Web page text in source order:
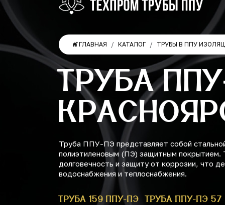
ГЛАВНАЯ КАТАЛОГ ТРУБЫ В ППУ
ТРУБА
Труба ППУ-ПЭ представляет собой
полиэтиленовым (ПЭ) защитным покрытием.
долговечность и защиту от коррозии, что
водоснабжения и теплоснабжения.
ТРУБА 159 ППУ-ПЭ ТРУБА ППУ-ПЭ 57